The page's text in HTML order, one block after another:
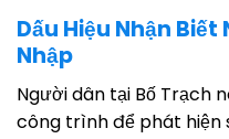
Dấu Hiệu Nhận
Nhập
Người dân tại Bố Trạch
công trình để phát hiện